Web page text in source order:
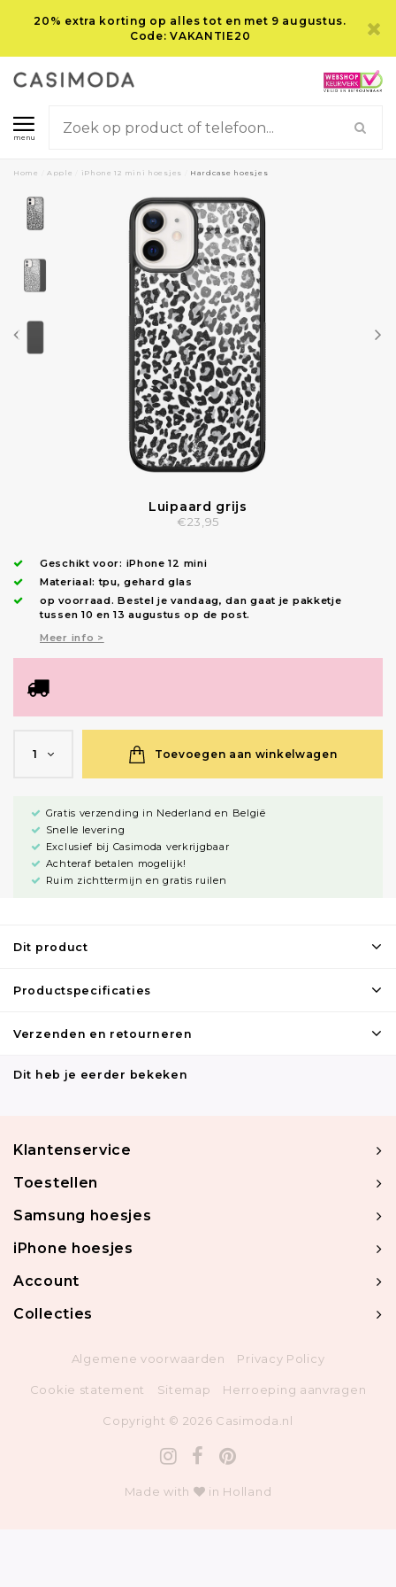
20% extra korting op alles tot en met 9 augustus.
Code: VAKANTIE20
menu
Home Apple iPhone 12 mini hoesjes Hardcase hoesjes
Luipaard grijs
€23,95
Geschikt voor: iPhone 12 mini
Materiaal: tpu, gehard glas
op voorraad.Bestel je vandaag, dan gaat je pakketje
tussen 10 en 13 augustus op de post.
Meer info >
1 Toevoegen aan winkelwagen
Gratis verzending in Nederland en België
Snelle levering
Exclusief bij Casimoda verkrijgbaar
Achteraf betalen mogelijk!
Ruim zichttermijn en gratis ruilen
Dit product
Productspecificaties
Verzenden en retourneren
Dit heb je eerder bekeken
Klantenservice
Toestellen
Samsung hoesjes
iPhone hoesjes
Account
Collecties
Algemene voorwaarden Privacy Policy
Cookie statement Sitemap Herroeping aanvragen
Copyright © 2026 Casimoda.nl
Made with in Holland